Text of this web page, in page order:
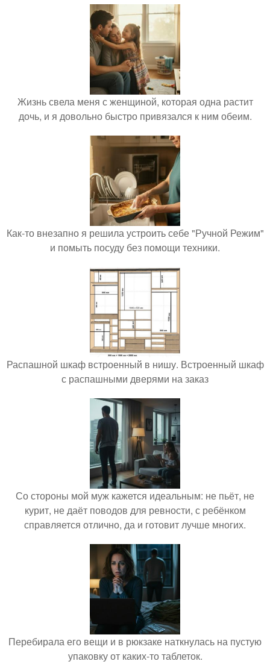
Жизнь свела меня с женщиной, которая одна растит
дочь, и я довольно быстро привязался к ним обеим.
Как-то внезапно я решила устроить себе "Ручной Режим"
и помыть посуду без помощи техники.
Распашной шкаф встроенный в нишу. Встроенный шкаф
с распашными дверями на заказ
Со стороны мой муж кажется идеальным: не пьёт, не
курит, не даёт поводов для ревности, с ребёнком
справляется отлично, да и готовит лучше многих.
Перебирала его вещи и в рюкзаке наткнулась на пустую
упаковку от каких-то таблеток.